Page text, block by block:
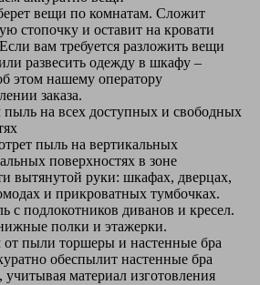
вещи по комнатам. Сложит
стопочку и оставит на кровати
вам требуется разложить вещи
развесить одежду в шкафу –
этом нашему оператору
заказа.
на всех доступных и свободных
пыль на вертикальных
поверхностях в зоне
вытянутой руки: шкафах, дверцах,
и прикроватных тумбочках.
с подлокотников диванов и кресел.
полки и этажерки.
пыли торшеры и настенные бра
обеспылит настенные бра
материал изготовления